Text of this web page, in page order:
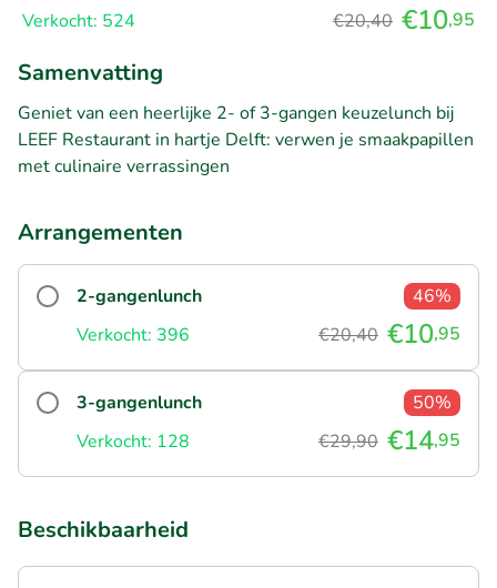
Verkocht: 524 €20,40 €10,95
Samenvatting
Geniet van een heerlijke 2- of 3-gangen keuzelunch bij
LEEF Restaurant in hartje Delft: verwen je smaakpapillen
met culinaire verrassingen
Arrangementen
2-gangenlunch
46%
Verkocht: 396
€20,40 €10,95
3-gangenlunch
50%
Verkocht: 128
€29,90 €14,95
Beschikbaarheid